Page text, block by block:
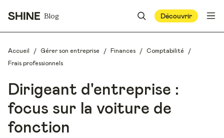
Blog Découvrir
Accueil / Gérer son entreprise / Finances / Comptabilité /
Frais professionnels
Dirigeant d'entreprise :
focus sur la voiture de
fonction